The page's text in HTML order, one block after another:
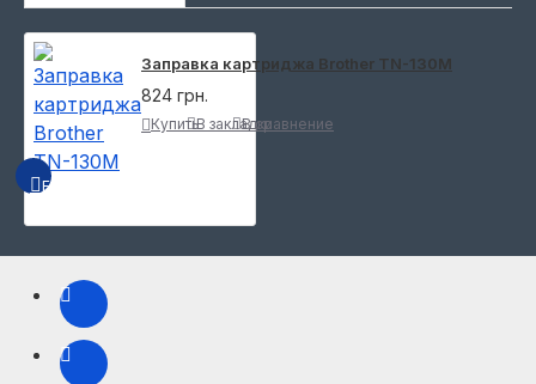
БЫСТРЫЙ ПРОСМОТР
Заправка картриджа Brother TN-130M
824 грн.
КупитьВ закладкиВ сравнение